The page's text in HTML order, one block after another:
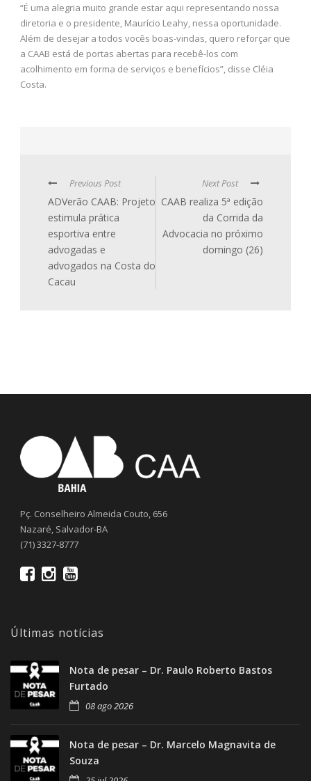
“É uma alegria muito grande estar aqui representando nossa
diretoria e o presidente, Maurício Leahy, nessa oportunidade.
Além de desejar a todos vocês boas-vindas, quero reforçar que
a CAAB está de portas abertas para recebê-los com
acolhimento em forma de serviços e benefícios”, disse Cléia
Costa.
Previous Post
ADVerão CAAB: Projeto
estimula prática
esportiva entre
advogadas e
advogados na Costa do
Cacau
Next Post
CAAB realiza 5ª edição
da Corrida da
Advocacia no próximo
domingo (26)
Pç. Conselheiro Almeida Couto, 656
Nazaré, Salvador-BA
(71) 3327-8777
Últimas notícias
Nota de pesar – Dr. Paulo Roberto Bastos
Furtado
08 ago 2026
Nota de pesar – Dr. Marcelo Magnavita de
Souza